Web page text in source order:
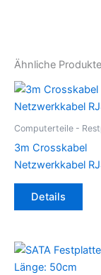
Ähnliche Produkte
Computerteile -
3m Crosskabel
Netzwerkkabel
Details